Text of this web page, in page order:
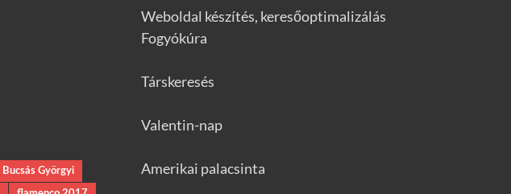
Bucsás Györgyi
Weboldal készítés, keresőoptimalizálás
Fogyókúra
Társkeresés
Valentin-nap
Amerikai palacsinta